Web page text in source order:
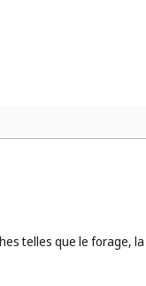
telles que le forage,